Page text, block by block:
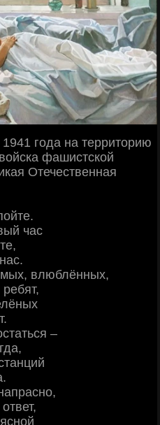
года на территорию
фашистской
Отечественная
час
влюблённых,
–